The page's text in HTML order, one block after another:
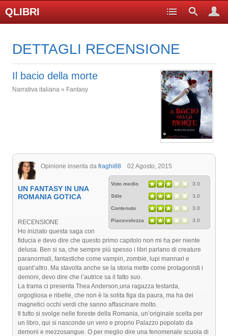
QLIBRI
DETTAGLI RECENSIONE
Il bacio della morte
Narrativa italiana » Fantasy
Opinione inserita da fraghi88 02 Agosto, 2015
Voto medio 3.0
Stile 3.0
Contenuto 3.0
Piacevolezza 3.0
UN FANTASY IN UNA
ROMANIA GOTICA
RECENSIONE
Ho iniziato questa saga con
fiducia e devo dire che questo primo capitolo non mi ha per niente
delusa. Ben si sa, che sempre più spesso i libri parlano di creature
paranormali, fantastiche come vampiri, zombie, lupi mannari e
quant’altro. Ma stavolta anche se la storia mette come protagonisti i
demoni, devo dire che l’autrice sa il fatto suo.
La trama ci presenta Thea Anderson,una ragazza testarda,
orgogliosa e ribelle, che non è la solita figa da paura, ma ha dei
magnetici occhi verdi che sanno affascinare molto.
Il tutto si svolge nelle foreste della Romania, un’originale scelta per
un libro, qui si nasconde un vero e proprio Palazzo popolato da
demoni e mezzosangue. O per meglio dire una fenomenale scuola di